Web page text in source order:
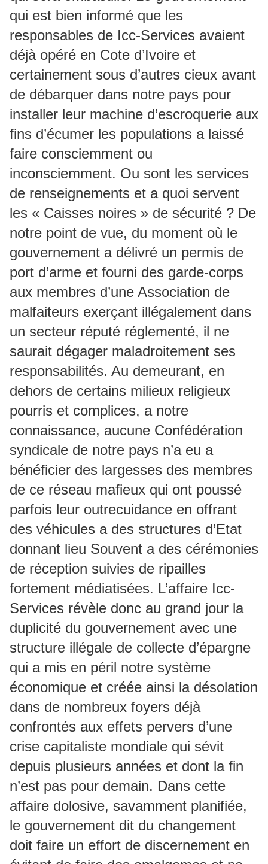
qui est bien informé que les
responsables de Icc-Services avaient
déjà opéré en Cote d’Ivoire et
certainement sous d’autres cieux avant
de débarquer dans notre pays pour
installer leur machine d’escroquerie aux
fins d’écumer les populations a laissé
faire consciemment ou
inconsciemment. Ou sont les services
de renseignements et a quoi servent
les « Caisses noires » de sécurité ? De
notre point de vue, du moment où le
gouvernement a délivré un permis de
port d’arme et fourni des garde-corps
aux membres d’une Association de
malfaiteurs exerçant illégalement dans
un secteur réputé réglementé, il ne
saurait dégager maladroitement ses
responsabilités. Au demeurant, en
dehors de certains milieux religieux
pourris et complices, a notre
connaissance, aucune Confédération
syndicale de notre pays n’a eu a
bénéficier des largesses des membres
de ce réseau mafieux qui ont poussé
parfois leur outrecuidance en offrant
des véhicules a des structures d’Etat
donnant lieu Souvent a des cérémonies
de réception suivies de ripailles
fortement médiatisées. L’affaire Icc-
Services révèle donc au grand jour la
duplicité du gouvernement avec une
structure illégale de collecte d’épargne
qui a mis en péril notre système
économique et créée ainsi la désolation
dans de nombreux foyers déjà
confrontés aux effets pervers d’une
crise capitaliste mondiale qui sévit
depuis plusieurs années et dont la fin
n’est pas pour demain. Dans cette
affaire dolosive, savamment planifiée,
le gouvernement dit du changement
doit faire un effort de discernement en